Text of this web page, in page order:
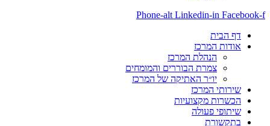
Phone-alt Linkedin-in Facebook-f
דף הבית
אודות המרכז
הנהלת המרכז
צמרת הבוררים והמומחים
יו״ר האתיקה של המרכז
שירותי המרכז
הכשרות מקצועיות
שיתופי פעולה
בתקשורת